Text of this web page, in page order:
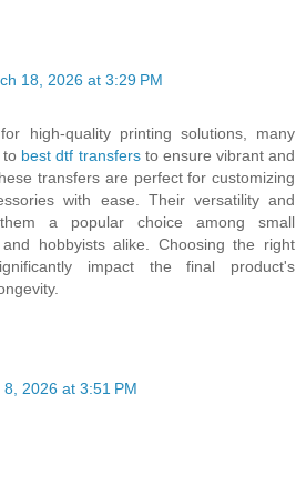
18, 2026 at 3:29 PM
high-quality printing solutions, many
to best dtf transfersto ensure vibrant and
transfers are perfect for customizing
with ease. Their versatility and
a popular choice among small
hobbyists alike. Choosing the right
impact the final product's
8, 2026 at 3:51 PM